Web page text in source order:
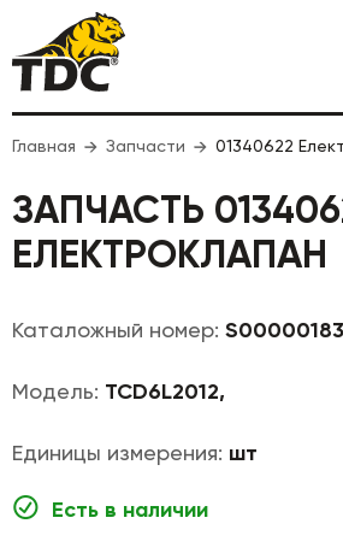
Главная Запчасти 01340622
ЗАПЧАСТЬ
ЕЛЕКТРОКЛАПАН
Каталожный номер:
Модель: TCD6L2012,
Единицы измерения: шт
Есть в наличии